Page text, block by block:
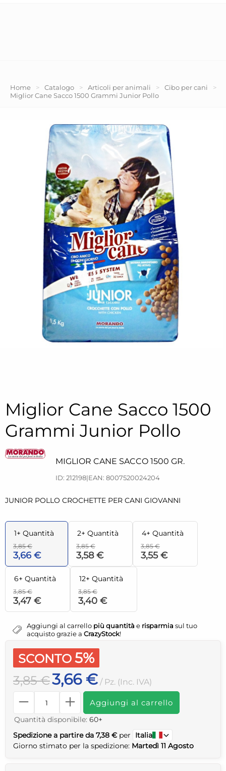
Home > Catalogo > Articoli per animali > Cibo per cani
>
Miglior Cane Sacco 1500 Grammi Junior Pollo
Miglior Cane Sacco 1500
Grammi Junior Pollo
MIGLIOR CANE SACCO 1500 GR.
ID: 212198|EAN: 8007520024204
JUNIOR POLLO CROCHETTE PER CANI GIOVANNI
1+ Quantità
3,85 €
3,66 €
2+ Quantità
3,85 €
3,58 €
4+ Quantità
3,85 €
3,55 €
6+ Quantità
3,85 €
3,47 €
12+ Quantità
3,85 €
3,40 €
Aggiungi al carrello più quantità e risparmia sul tuo
acquisto grazie a CrazyStock!
SCONTO 5%
3,85 €3,66 € / Pz. (Inc. IVA)
Aggiungi al carrello
Quantità disponibile: 60+
Spedizione a partire da 7,38 € per
Italia
Giorno stimato per la spedizione: Martedì 11 Agosto